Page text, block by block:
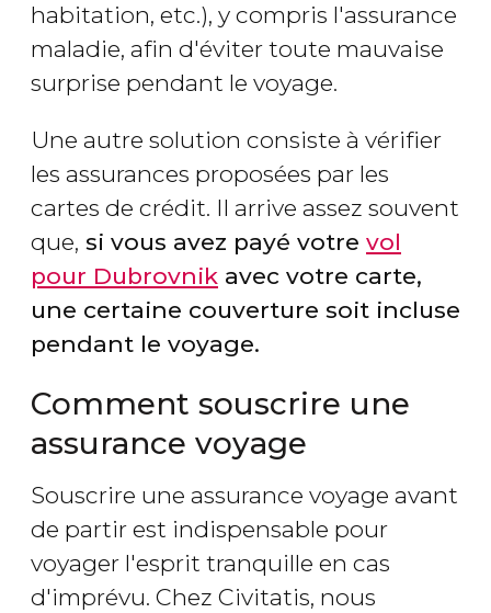
habitation, etc.), y compris l'assurance
maladie, afin d'éviter toute mauvaise
surprise pendant le voyage.
Une autre solution consiste à vérifier
les assurances proposées par les
cartes de crédit. Il arrive assez souvent
que, si vous avez payé votre vol
pour Dubrovnik avec votre carte,
une certaine couverture soit incluse
pendant le voyage.
Comment souscrire une
assurance voyage
Souscrire une assurance voyage avant
de partir est indispensable pour
voyager l'esprit tranquille en cas
d'imprévu. Chez Civitatis, nous